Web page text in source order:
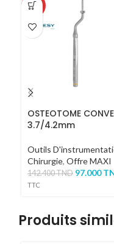
-32%
OSTEOTOME
3.7/4.2mm
Outils
Chirurgie, Offre MAXI
142.400TND 97.000
TTC
Produits